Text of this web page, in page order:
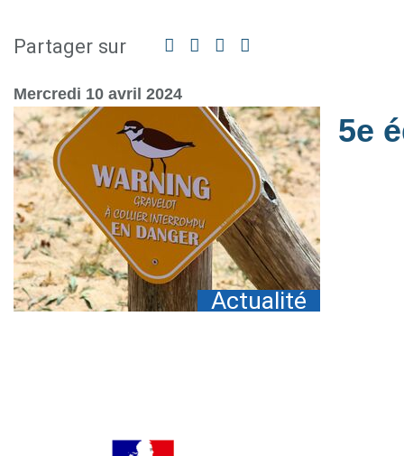
Partager sur Facebook
TwitterLinkedin
Mercredi 10 avril 2024
Actualité
5e